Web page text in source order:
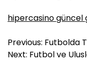
hipercasino güncel
Y
a
Previous: Futbolda
Next: Futbol ve